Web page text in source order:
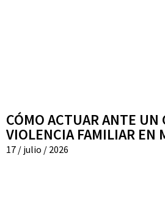
CÓMO ACTUAR ANTE UN
VIOLENCIA FAMILIAR EN
17 / julio / 2026